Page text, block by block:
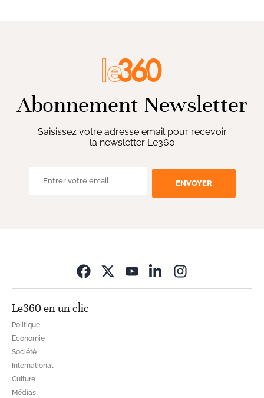
Abonnement Newsletter
Saisissez votre adresse email pour recevoir
la newsletter Le360
ENVOYER
Le360 en un clic
Politique
Economie
Société
International
Culture
Médias